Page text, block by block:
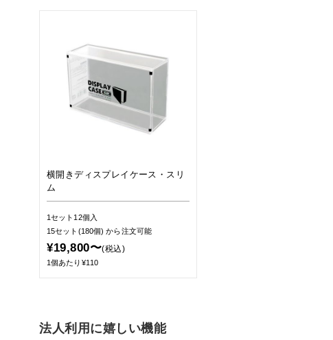
横開きディスプレイケース・スリ
ム
1セット12個入
15セット(180個)から注文可能
¥19,800〜(税込)
1個あたり¥110
法人利用に嬉しい機能